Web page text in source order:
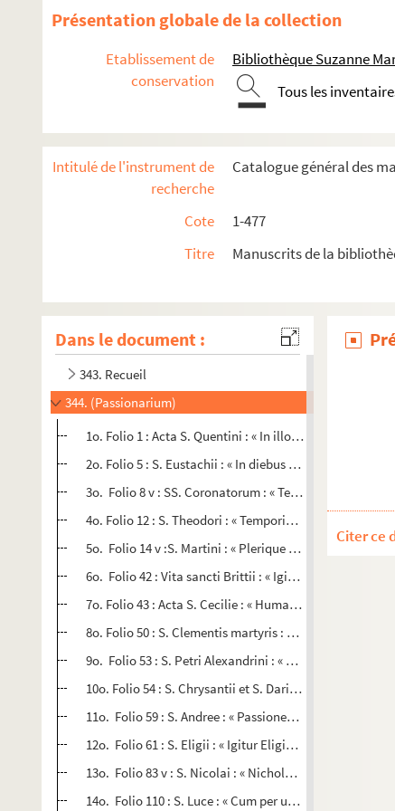
Présentation globale de la collection
Etablissement de
conservation
Bibliothèque Suzanne
Tous les
Intitulé de l'instrument de
recherche
Catalogue général des
Cote
1-477
Titre
Manuscrits de la
Dans le document :
331. Conradi Everbacensis) Exordium ordinis Cisterciensis
332bis. Statuta ordinis Cisterciensis
333. Statuta ordinis Cisterciensis
335. Recueil
336. [Titre absent ou non renseigné]
339. Jacobi de Voragine legenda Sanctorum
341. Martyrologium et necrologium ecclesiæ Laudunensis
342. Anastasii bibliothecarii Vitæ paparum
343. Recueil
344. (Passionarium)
1o. Folio 1 : Acta S. Quentini : « In illo tempore sub
2o. Folio 5 : S. Eustachii : « In diebus Trajani »
3o. Folio 8 v : SS. Coronatorum : « Tempore quo
4o. Folio 12 : S. Theodori : « Temporibus suis Maximianus
5o. Folio 14 v :S. Martini : « Plerique mortalium studio »
6o. Folio 42 : Vita sancti Brittii : « Igitur post excessum »
7o. Folio 43 : Acta S. Cecilie : « Humanas laudes et »
8o. Folio 50 : S. Clementis martyris : « Tertius Romane
9o. Folio 53 : S. Petri Alexandrini : « Sanctus igitur
10o. Folio 54 : S. Chrysantii et S. Darie : « Polemius vir
11o. Folio 59 : S. Andree : « Passionem sancti Andree »
12o. Folio 61 : S. Eligii : « Igitur Eligius Lemovicensis »
13o. Folio 83 v : S. Nicolai : « Nicholaus itaque »
14o. Folio 110 : S. Luce : « Cum per universas »
Citer ce